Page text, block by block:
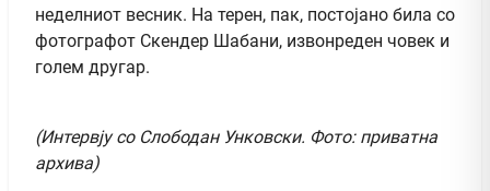
неделниот весник. На терен, пак, постојано била со
фотографот Скендер Шабани, извонреден човек и
голем другар.
(Интервју со Слободан Унковски. Фото: приватна
архива)